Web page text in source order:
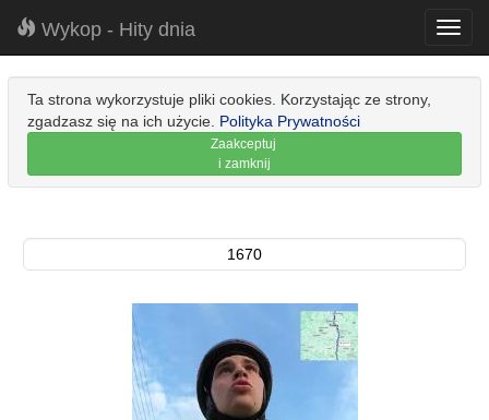
Wykop - Hity dnia
Ta strona wykorzystuje pliki cookies. Korzystając ze strony,
zgadzasz się na ich użycie. Polityka Prywatności
Zaakceptuj
i zamknij
1670